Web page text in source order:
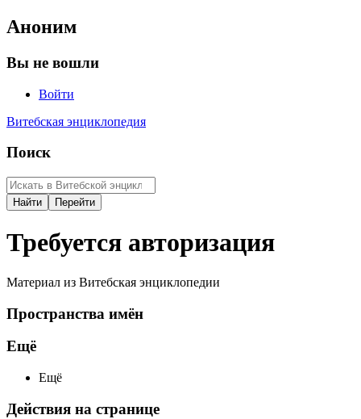
Аноним
Вы не вошли
Войти
Витебская энциклопедия
Поиск
Требуется авторизация
Материал из Витебская энциклопедии
Пространства имён
Ещё
Ещё
Действия на странице